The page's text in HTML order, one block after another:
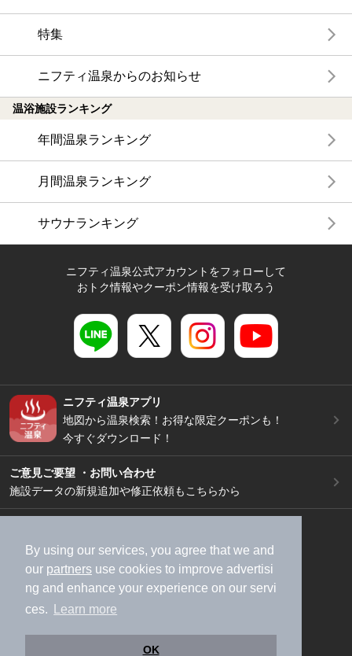
By using our services, you agree that we and
our partners use cookies to improve advertisi
ng and enhance your experience on our servi
ces.
Learn more
OK
特集
ニフティ温泉からのお知らせ
温浴施設ランキング
年間温泉ランキング
月間温泉ランキング
サウナランキング
ニフティ温泉公式アカウントをフォローして
おトク情報やクーポン情報を受け取ろう
ニフティ温泉アプリ
地図から温泉検索！お得な限定クーポンも！
今すぐダウンロード！
ご意見ご要望 ・お問い合わせ
施設データの新規追加や修正依頼もこちらから
加盟店募集（資料請求）
広告出稿のご案内
利用規約
ライフスタイルMEMBERS+規約
特定商取引法に基づく表記
ヘルプ
採用情報
運営会社